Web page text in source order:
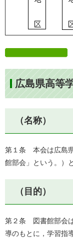
広島県高等
（名称）
第１条 本会は広島
館部会」という。）
（目的）
第２条 図書館部会
導のもとに，学習指